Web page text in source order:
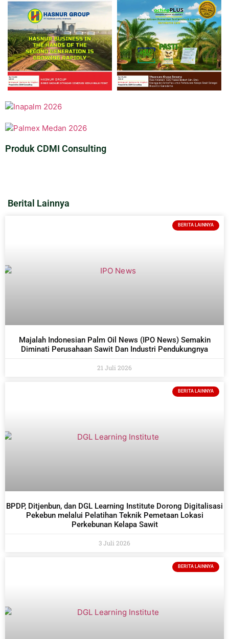
Produk CDMI Consulting
Berital Lainnya
BERITA LAINNYA
Majalah Indonesian Palm Oil News (IPO News) Semakin
Diminati Perusahaan Sawit Dan Industri Pendukungnya
21 Juli 2026
BERITA LAINNYA
BPDP, Ditjenbun, dan DGL Learning Institute Dorong Digitalisasi
Pekebun melalui Pelatihan Teknik Pemetaan Lokasi
Perkebunan Kelapa Sawit
3 Juli 2026
BERITA LAINNYA